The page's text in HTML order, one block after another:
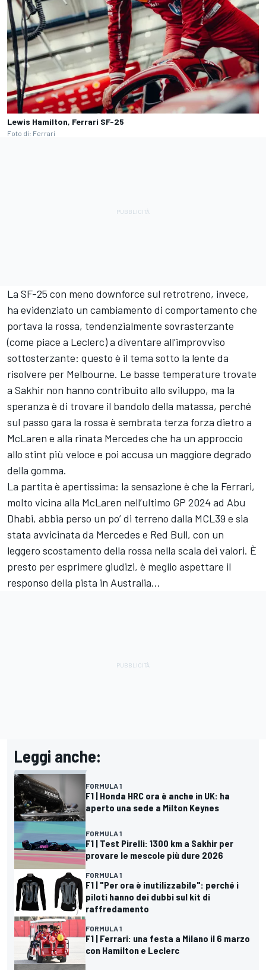
Lewis Hamilton, Ferrari SF-25
Foto di: Ferrari
La SF-25 con meno downforce sul retrotreno, invece,
ha evidenziato un cambiamento di comportamento che
portava la rossa, tendenzialmente sovrasterzante
(come piace a Leclerc) a diventare all’improvviso
sottosterzante: questo è il tema sotto la lente da
risolvere per Melbourne. Le basse temperature trovate
a Sakhir non hanno contribuito allo sviluppo, ma la
speranza è di trovare il bandolo della matassa, perché
sul passo gara la rossa è sembrata terza forza dietro a
McLaren e alla rinata Mercedes che ha un approccio
allo stint più veloce e poi accusa un maggiore degrado
della gomma.
La partita è apertissima: la sensazione è che la Ferrari,
molto vicina alla McLaren nell’ultimo GP 2024 ad Abu
Dhabi, abbia perso un po’ di terreno dalla MCL39 e sia
stata avvicinata da Mercedes e Red Bull, con un
leggero scostamento della rossa nella scala dei valori. È
presto per esprimere giudizi, è meglio aspettare il
responso della pista in Australia…
Leggi anche:
FORMULA 1
F1 | Honda HRC ora è anche in UK: ha
aperto una sede a Milton Keynes
FORMULA 1
F1 | Test Pirelli: 1300 km a Sakhir per
provare le mescole più dure 2026
FORMULA 1
F1 | "Per ora è inutilizzabile": perché i
piloti hanno dei dubbi sul kit di
raffredamento
FORMULA 1
F1 | Ferrari: una festa a Milano il 6 marzo
con Hamilton e Leclerc